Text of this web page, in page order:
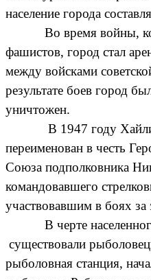
население города
Во время войны,
фашистов, город стал
между войсками
результате боев город
уничтожен.
В 1947 году
переименован в честь
Союза подполковника
командовавшего
участвовавшим в боях за
В черте
существовали
рыболовная станция,